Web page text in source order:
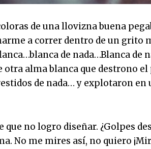
de una llovizna buena
a correr dentro de un grito
de nada…Blanca de
alma blanca que destrono
de nada… y explotaron
no logro diseñar. ¿Golpes
No me mires así, no quiero